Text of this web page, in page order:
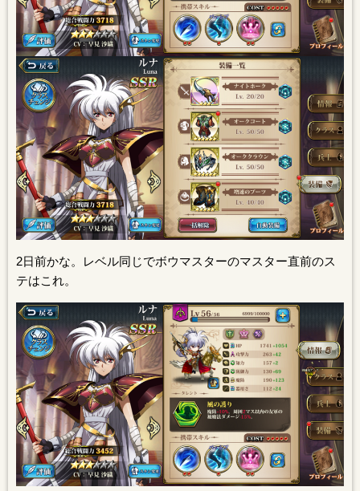
2日前かな。レベル同じでボウマスターのマスター直前のス
テはこれ。